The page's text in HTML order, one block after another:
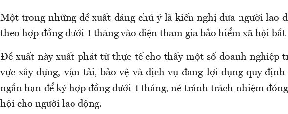
Một trong những đề xuất đáng chú ý là kiến nghị đưa người lao
theo hợp đồng dưới 1 tháng vào diện tham gia bảo hiểm xã hội bắt
Đề xuất này xuất phát từ thực tế cho thấy một số doanh nghiệp
vực xây dựng, vận tải, bảo vệ và dịch vụ đang lợi dụng quy định
ngắn hạn để ký hợp đồng dưới 1 tháng, né tránh trách nhiệm
hội cho người lao động.